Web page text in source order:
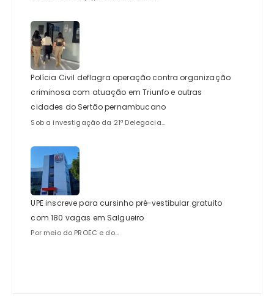
Polícia Civil deflagra operação contra organização
criminosa com atuação em Triunfo e outras
cidades do Sertão pernambucano
Sob a investigação da 21ª Delegacia...
UPE inscreve para cursinho pré-vestibular gratuito
com 180 vagas em Salgueiro
Por meio do PROEC e do...